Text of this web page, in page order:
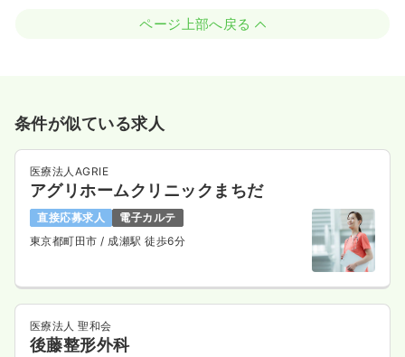
ページ上部へ戻る
条件が似ている求人
医療法人AGRIE
アグリホームクリニックまちだ
直接応募求人
電子カルテ
東京都町田市/ 成瀬駅 徒歩6分
医療法人 聖和会
後藤整形外科